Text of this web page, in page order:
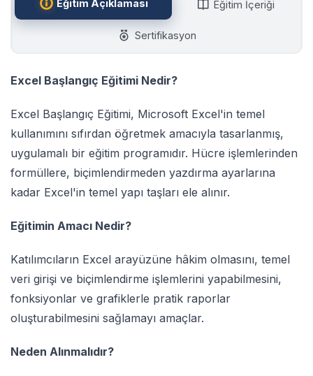
Eğitim Açıklaması Eğitim İçeriği
Sertifikasyon
Excel Başlangıç Eğitimi Nedir?
Excel Başlangıç Eğitimi, Microsoft Excel'in temel
kullanımını sıfırdan öğretmek amacıyla tasarlanmış,
uygulamalı bir eğitim programıdır. Hücre işlemlerinden
formüllere, biçimlendirmeden yazdırma ayarlarına
kadar Excel'in temel yapı taşları ele alınır.
Eğitimin Amacı Nedir?
Katılımcıların Excel arayüzüne hâkim olmasını, temel
veri girişi ve biçimlendirme işlemlerini yapabilmesini,
fonksiyonlar ve grafiklerle pratik raporlar
oluşturabilmesini sağlamayı amaçlar.
Neden Alınmalıdır?